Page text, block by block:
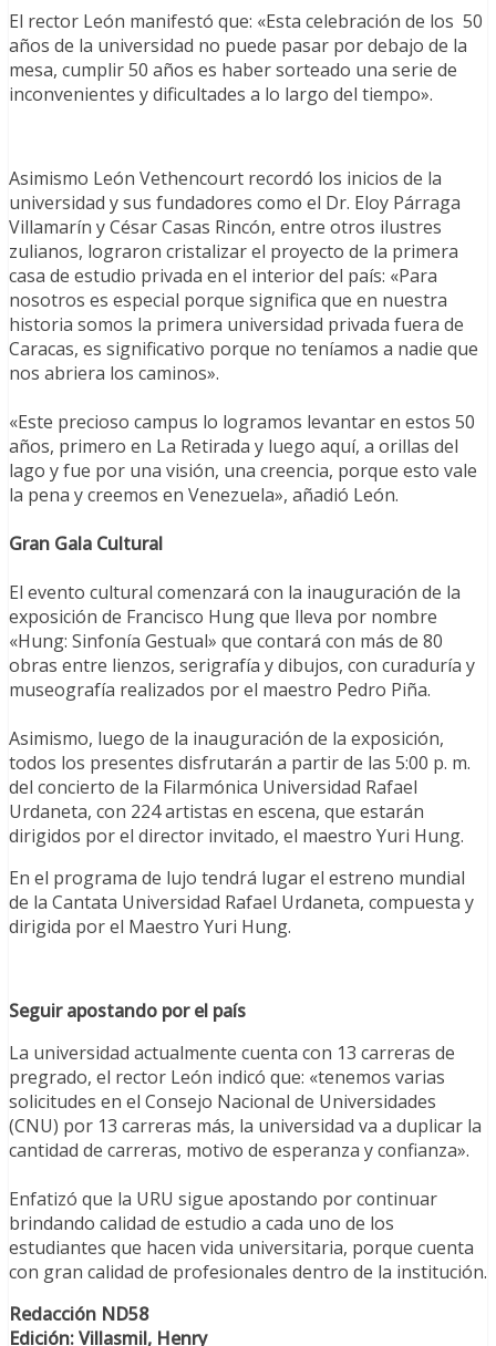
El rector León manifestó que: «Esta celebración de los 50
años de la universidad no puede pasar por debajo de la
mesa, cumplir 50 años es haber sorteado una serie de
inconvenientes y dificultades a lo largo del tiempo».⁣
Asimismo León Vethencourt recordó los inicios de la
universidad y sus fundadores como el Dr. Eloy Párraga
Villamarín y César Casas Rincón, entre otros ilustres
zulianos, lograron cristalizar el proyecto de la primera
casa de estudio privada en el interior del país: «Para
nosotros es especial porque significa que en nuestra
historia somos la primera universidad privada fuera de
Caracas, es significativo porque no teníamos a nadie que
nos abriera los caminos». ⁣
«Este precioso campus lo logramos levantar en estos 50
años, primero en La Retirada y luego aquí, a orillas del
lago y fue por una visión, una creencia, porque esto vale
la pena y creemos en Venezuela», añadió León. ⁣
Gran Gala Cultural
El evento cultural comenzará con la inauguración de la
exposición de Francisco Hung que lleva por nombre
«Hung: Sinfonía Gestual» que contará con más de 80
obras entre lienzos, serigrafía y dibujos, con curaduría y
museografía realizados por el maestro Pedro Piña.⁣
Asimismo, luego de la inauguración de la exposición,
todos los presentes disfrutarán a partir de las 5:00 p. m.
del concierto de la Filarmónica Universidad Rafael
Urdaneta, con 224 artistas en escena, que estarán
dirigidos por el director invitado, el maestro Yuri Hung. ⁣
En el programa de lujo tendrá lugar el estreno mundial
de la Cantata Universidad Rafael Urdaneta, compuesta y
dirigida por el Maestro Yuri Hung.
Seguir apostando por el país
La universidad actualmente cuenta con 13 carreras de
pregrado, el rector León indicó que: «tenemos varias
solicitudes en el Consejo Nacional de Universidades
(CNU) por 13 carreras más, la universidad va a duplicar la
cantidad de carreras, motivo de esperanza y confianza».⁣
Enfatizó que la URU sigue apostando por continuar
brindando calidad de estudio a cada uno de los
estudiantes que hacen vida universitaria, porque cuenta
con gran calidad de profesionales dentro de la institución.
Redacción ND58
Edición: Villasmil, Henry